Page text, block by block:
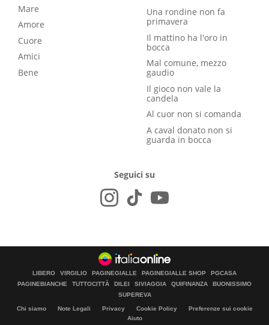
Mare
Amore
Cuore
Amici
Bene
Una rondine non fa
primavera
Il mattino ha l'oro in
bocca
Mal comune, mezzo
gaudio
Il gioco non vale la
candela
Al cuor non si comanda
A caval donato non si
guarda in bocca
Seguici su
LIBERO VIRGILIO PAGINEGIALLE PAGINEGIALLE SHOP
PGCASA
PAGINEBIANCHE
TUTTOCITTÀ DILEI SIVIAGGIA QUIFINANZA
BUONISSIMO
SUPEREVA
Chi siamo Note Legali Privacy Cookie Policy
Preferenze sui cookie
Aiuto